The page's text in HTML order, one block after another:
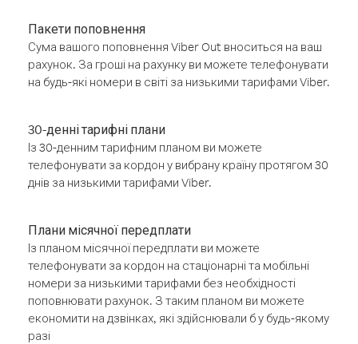
Пакети поповнення
Сума вашого поповнення Viber Out вноситься на ваш
рахунок. За гроші на рахунку ви можете телефонувати
на будь-які номери в світі за низькими тарифами Viber.
30-денні тарифні плани
Із 30-денним тарифним планом ви можете
телефонувати за кордон у вибрану країну протягом 30
днів за низькими тарифами Viber.
Плани місячної передплати
Із планом місячної передплати ви можете
телефонувати за кордон на стаціонарні та мобільні
номери за низькими тарифами без необхідності
поповнювати рахунок. З таким планом ви можете
економити на дзвінках, які здійснювали б у будь-якому
разі